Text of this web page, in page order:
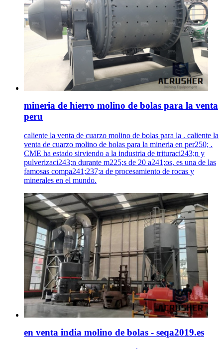
mineria de hierro molino de bolas para la venta
peru
caliente la venta de cuarzo molino de bolas para la . caliente la
venta de cuarzo molino de bolas para la mineria en per250; .
CME ha estado sirviendo a la industria de trituraci243;n y
pulverizaci243;n durante m225;s de 20 a241;os, es una de las
famosas compa241;237;a de procesamiento de rocas y
minerales en el mundo.
en venta india molino de bolas - seqa2019.es